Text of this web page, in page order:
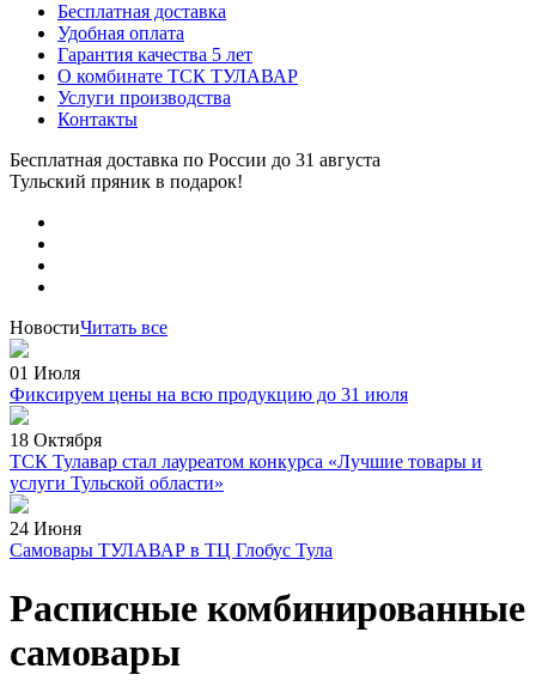
Бесплатная доставка
Удобная оплата
Гарантия качества 5 лет
О комбинате ТСК ТУЛАВАР
Услуги производства
Контакты
Бесплатная доставка по России до 31 августа
Тульский пряник в подарок!
НовостиЧитать все
01 Июля
Фиксируем цены на всю продукцию до 31 июля
18 Октября
ТСК Тулавар стал лауреатом конкурса «Лучшие товары и
услуги Тульской области»
24 Июня
Самовары ТУЛАВАР в ТЦ Глобус Тула
Расписные комбинированные
самовары